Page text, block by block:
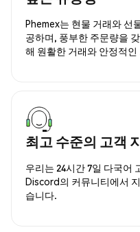
Phemex는 현물 거래와 선
공하며, 풍부한 주문량을
해 원활한 거래와 안정적
최고 수준의 고객
우리는 24시간 7일 다국어
Discord의 커뮤니티에서
습니다.